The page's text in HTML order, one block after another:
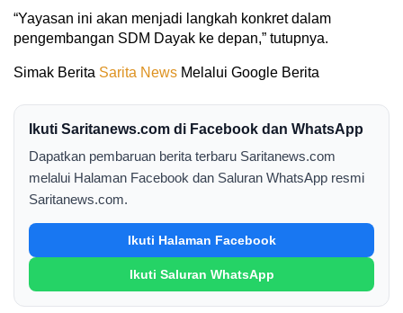
“Yayasan ini akan menjadi langkah konkret dalam
pengembangan SDM Dayak ke depan,” tutupnya.
Simak Berita Sarita News Melalui Google Berita
Ikuti Saritanews.com di Facebook dan WhatsApp
Dapatkan pembaruan berita terbaru Saritanews.com
melalui Halaman Facebook dan Saluran WhatsApp resmi
Saritanews.com.
Ikuti Halaman Facebook
Ikuti Saluran WhatsApp